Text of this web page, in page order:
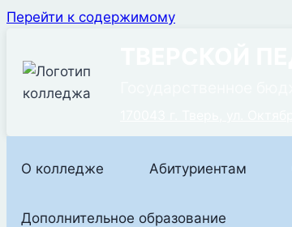
Перейти к содержимому
О колледже Абитуриентам
Дополнительное образование